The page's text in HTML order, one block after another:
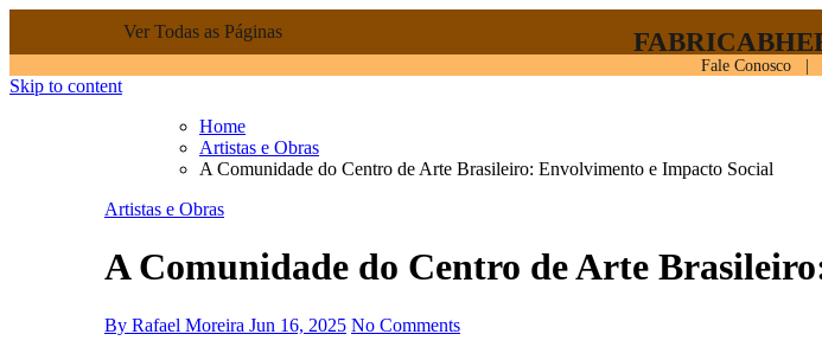
Ver Todas as Páginas
Fale Conosco |
Skip to content
Home
Artistas e Obras
A Comunidade do Centro de Arte Brasileiro: Envolvimento e Impacto Social
Artistas e Obras
A Comunidade do Centro de Arte
By Rafael Moreira Jun 16, 2025 No Comments